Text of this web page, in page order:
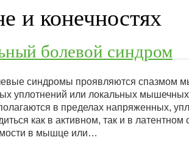
и конечностях
болевой синдром
синдромы проявляются спазмом
уплотнений или локальных мышечных
в пределах напряженных,
как в активном, так и в
в мышце или…